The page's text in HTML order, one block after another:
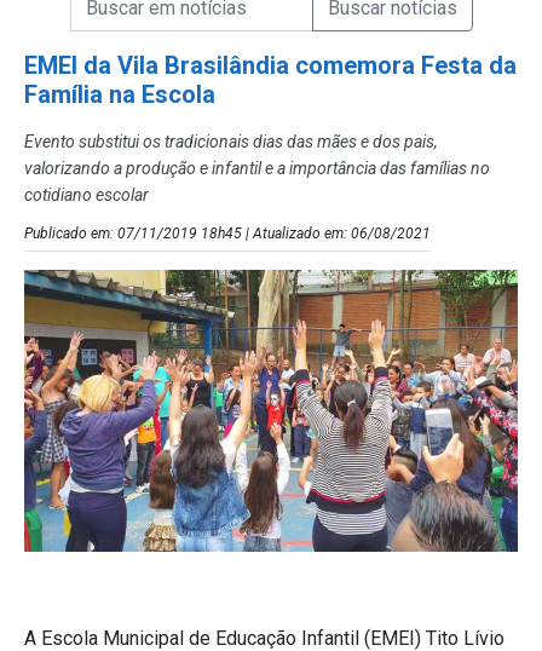
EMEI da Vila Brasilândia comemora Festa da
Família na Escola
Evento substitui os tradicionais dias das mães e dos pais,
valorizando a produção e infantil e a importância das famílias no
cotidiano escolar
Publicado em: 07/11/2019 18h45 | Atualizado em: 06/08/2021
A Escola Municipal de Educação Infantil (EMEI) Tito Lívio